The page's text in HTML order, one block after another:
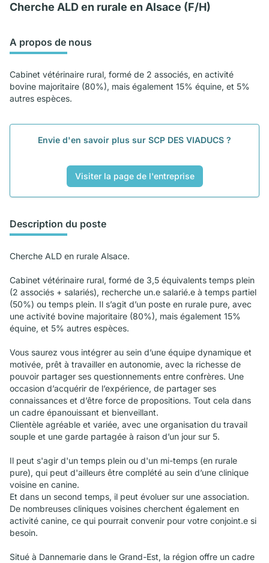
Cherche ALD en rurale en Alsace (F/H)
A propos de nous
Cabinet vétérinaire rural, formé de 2 associés, en activité
bovine majoritaire (80%), mais également 15% équine, et 5%
autres espèces.
Envie d'en savoir plus sur SCP DES VIADUCS ?
Visiter la page de l'entreprise
Description du poste
Cherche ALD en rurale Alsace.
Cabinet vétérinaire rural, formé de 3,5 équivalents temps plein
(2 associés + salariés), recherche un.e salarié.e à temps partiel
(50%) ou temps plein. Il s’agit d’un poste en rurale pure, avec
une activité bovine majoritaire (80%), mais également 15%
équine, et 5% autres espèces.
Vous saurez vous intégrer au sein d’une équipe dynamique et
motivée, prêt à travailler en autonomie, avec la richesse de
pouvoir partager ses questionnements entre confrères. Une
occasion d’acquérir de l’expérience, de partager ses
connaissances et d’être force de propositions. Tout cela dans
un cadre épanouissant et bienveillant.
Clientèle agréable et variée, avec une organisation du travail
souple et une garde partagée à raison d’un jour sur 5.
Il peut s'agir d'un temps plein ou d'un mi-temps (en rurale
pure), qui peut d'ailleurs être complété au sein d’une clinique
voisine en canine.
Et dans un second temps, il peut évoluer sur une association.
De nombreuses cliniques voisines cherchent également en
activité canine, ce qui pourrait convenir pour votre conjoint.e si
besoin.
Situé à Dannemarie dans le Grand-Est, la région offre un cadre